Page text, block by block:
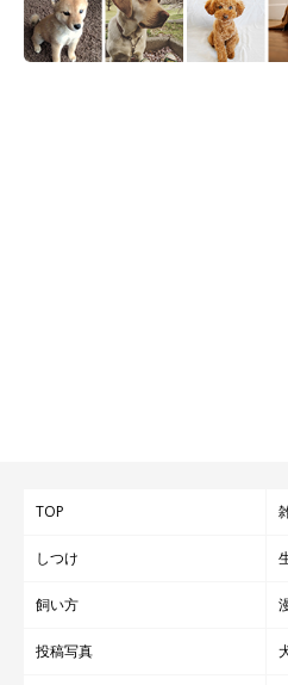
TOP
しつけ
飼い方
投稿写真